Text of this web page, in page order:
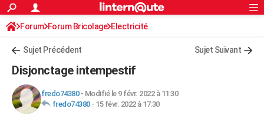
ACTUALITÉS
Politique
Société
Faits Divers
Education
Monde
Villes
+
FINANCE
Retraite
Impôts
Epargne
Immobilier
Risques naturels par ville
Banque
Assurance
Crédit
AUTO
S'inscrire
Connexion
Forum Forum Bricolage Electricité
Sujet Précédent Sujet Suivant
Disjonctage intempestif
fredo74380- Modifié le 9 févr. 2022 à 11:30
fredo74380- 15 févr. 2022 à 17:30